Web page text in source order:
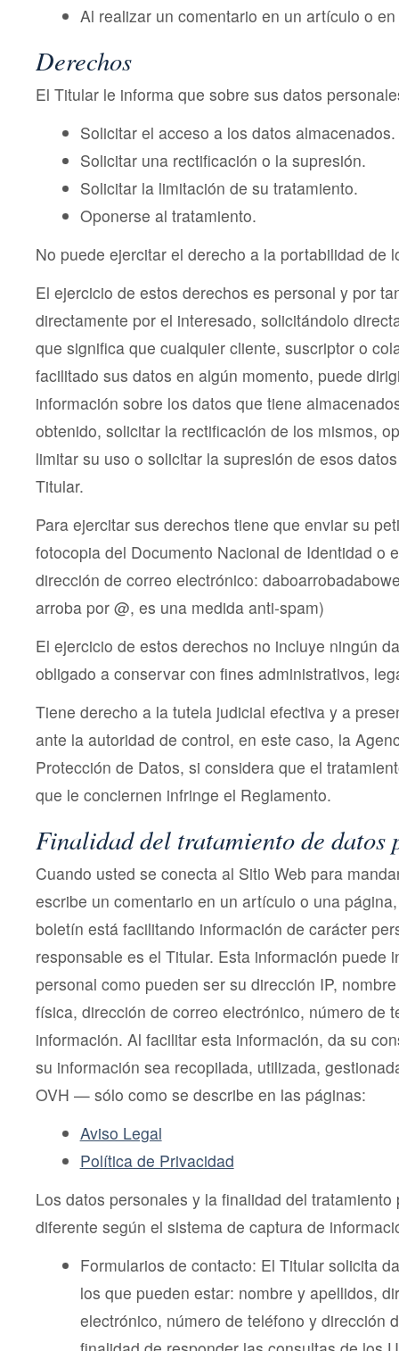
Al realizar un comentario en un artículo o
Derechos
El Titular le informa que sobre sus datos
Solicitar el acceso a los datos almacenados.
Solicitar una rectificación o la supresión.
Solicitar la limitación de su tratamiento.
Oponerse al tratamiento.
No puede ejercitar el derecho a la portabilidad de
El ejercicio de estos derechos es personal y por
directamente por el interesado, solicitándolo
que significa que cualquier cliente, suscriptor o
facilitado sus datos en algún momento, puede
información sobre los datos que tiene
obtenido, solicitar la rectificación de los mismos,
limitar su uso o solicitar la supresión de esos
Titular.
Para ejercitar sus derechos tiene que enviar su
fotocopia del Documento Nacional de Identidad o
dirección de correo electrónico:
arroba por @, es una medida anti-spam)
El ejercicio de estos derechos no incluye ningún
obligado a conservar con fines administrativos,
Tiene derecho a la tutela judicial efectiva y a
ante la autoridad de control, en este caso, la
Protección de Datos, si considera que el
que le conciernen infringe el Reglamento.
Finalidad del tratamiento de datos
Cuando usted se conecta al Sitio Web para
escribe un comentario en un artículo o una
boletín está facilitando información de carácter
responsable es el Titular. Esta información puede
personal como pueden ser su dirección IP,
física, dirección de correo electrónico, número de
información. Al facilitar esta información, da su
su información sea recopilada, utilizada,
OVH — sólo como se describe en las páginas:
Aviso Legal
Política de Privacidad
Los datos personales y la finalidad del
diferente según el sistema de captura de
Formularios de contacto: El Titular solicita
los que pueden estar: nombre y apellidos,
electrónico, número de teléfono y dirección